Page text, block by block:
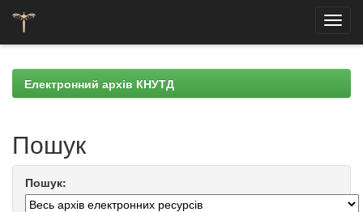
navigationЕлектронний архів КНУТД
Пошук
Пошук: